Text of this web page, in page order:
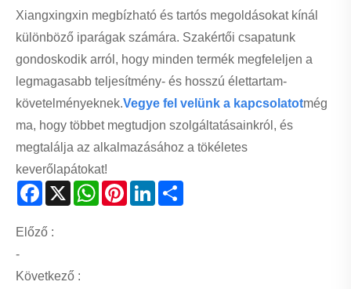
Xiangxingxin megbízható és tartós megoldásokat kínál
különböző iparágak számára. Szakértői csapatunk
gondoskodik arról, hogy minden termék megfeleljen a
legmagasabb teljesítmény- és hosszú élettartam-
követelményeknek.Vegye fel velünk a kapcsolatotmég
ma, hogy többet megtudjon szolgáltatásainkról, és
megtalálja az alkalmazásához a tökéletes
keverőlapátokat!
Facebook
X WhatsAppPinterestLinkedIn
Előző :
-
Következő :